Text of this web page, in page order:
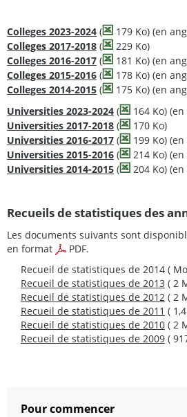
Colleges 2023-2024 (
179 Ko) (en
Colleges 2017-2018 (
229 Ko)
Colleges 2016-2017 (
181 Ko) (en
Colleges 2015-2016 (
178 Ko) (en
Colleges 2014-2015 (
175 Ko) (en
Universities 2023-2024 (
164 Ko)
Universities 2017-2018 (
170 Ko)
Universities 2016-2017 (
199 Ko)
Universities 2015-2016 (
214 Ko)
Universities 2014-2015 ( 204 Ko)
Recueils de statistiques des
Les documents suivants sont
en format
PDF.
Recueil de statistiques de 2014 (
Recueil de statistiques de 2013 ( 2
Recueil de statistiques de 2012 ( 2
Recueil de statistiques de 2011 (
Recueil de statistiques de 2010 ( 2
Recueil de statistiques de 2009 (
Pour commencer